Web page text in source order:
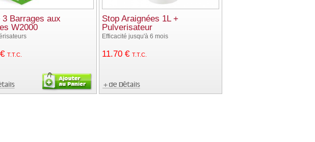
3 Barrages aux
W2000
€ T.T.C.
Stop Araignées 1L +
Pulverisateur
Efficacité jusqu'à 6 mois
11.70 € T.T.C.